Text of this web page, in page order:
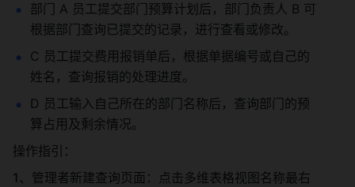
部门 A 员工提交部门预算计划后，部门负责人 B 可
根据部门查询已提交的记录，进行查看或修改。
C 员工提交费用报销单后，根据单据编号或自己的
姓名，查询报销的处理进度。
D 员工输入自己所在的部门名称后，查询部门的预
算占用及剩余情况。
操作指引：
1、管理者新建查询页面：点击多维表格视图名称最右